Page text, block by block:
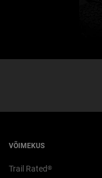
VÕIMEKUS
Trail Rated®